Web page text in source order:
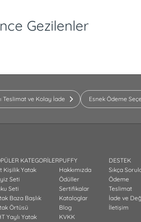
Gezilenler
Teslimat ve Kolay İade Esnek Ödeme
KATEGORİLER
Kişilik Yatak
Seti
Seti
Baza Başlık
Örtüsü
Yaylı Yatak
PUFFY
Hakkımızda
Ödüller
Sertifikalar
Kataloglar
Blog
KVKK
DESTEK
Sıkça
Ödeme
Teslimat
İade ve
İletişim